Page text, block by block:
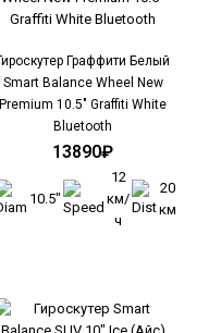
Smart Balance
Graffiti
Граффити Белый
Smart Balance Wheel New
Premium 10.5" Graffiti White
Bluetooth
13890₽
10.5"
12
км/
ч
20
км